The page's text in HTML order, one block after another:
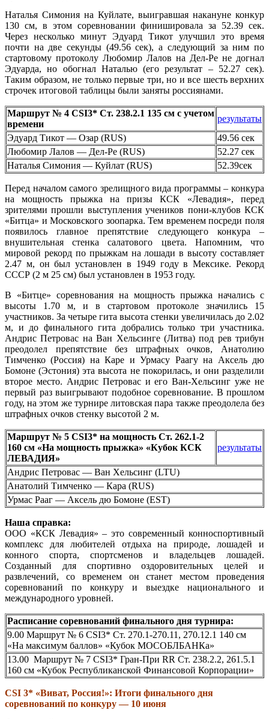
Наталья Симония на Куйлате, выигравшая накануне конкур
130 см, в этом соревновании финишировала за 52.39 сек.
Через несколько минут Эдуард Тикот улучшил это время
почти на две секунды (49.56 сек), а следующий за ним по
стартовому протоколу Любомир Лалов на Дел-Ре не догнал
Эдуарда, но обогнал Наталью (его результат – 52.27 сек).
Таким образом, не только первые три, но и все шесть верхних
строчек итоговой таблицы были заняты россиянами.
Маршрут № 4 CSI3* Ст. 238.2.1 135 см с учетом
времени
результаты
Эдуард Тикот — Озар (RUS)
49.56 сек
Любомир Лалов — Дел-Ре (RUS)
52.27 сек
Наталья Симония — Куйлат (RUS)
52.39сек
Перед началом самого зрелищного вида программы – конкура
на мощность прыжка на призы КСК «Левадия», перед
зрителями прошли выступления учеников пони-клубов КСК
«Битца» и Московского зоопарка. Тем временем посреди поля
появилось главное препятствие следующего конкура –
внушительная стенка салатового цвета. Напомним, что
мировой рекорд по прыжкам на лошади в высоту составляет
2.47 м, он был установлен в 1949 году в Мексике. Рекорд
СССР (2 м 25 см) был установлен в 1953 году.
В «Битце» соревнования на мощность прыжка начались с
высоты 1.70 м, и в стартовом протоколе значились 15
участников. За четыре гита высота стенки увеличилась до 2.02
м, и до финального гита добрались только три участника.
Андрис Петровас на Ван Хельсинге (Литва) под рев трибун
преодолел препятствие без штрафных очков, Анатолию
Тимченко (Россия) на Каре и Урмасу Раагу на Аксель дю
Бомоне (Эстония) эта высота не покорилась, и они разделили
второе место. Андрис Петровас и его Ван-Хельсинг уже не
первый раз выигрывают подобное соревнование. В прошлом
году, на этом же турнире литовская пара также преодолела без
штрафных очков стенку высотой 2 м.
Маршрут № 5 CSI3* на мощность Ст. 262.1-2
160 см «На мощность прыжка» «Кубок КСК
ЛЕВАДИЯ»
результаты
Андрис Петровас — Ван Хельсинг (LTU)
Анатолий Тимченко — Кара (RUS)
Урмас Рааг — Аксель дю Бомоне (EST)
Наша справка:
ООО «КСК Левадия» – это современный конноспортивный
комплекс для любителей отдыха на природе, лошадей и
конного спорта, спортсменов и владельцев лошадей.
Созданный для спортивно оздоровительных целей и
развлечений, со временем он станет местом проведения
соревнований по конкуру и выездке национального и
международного уровней.
Расписание соревнований финального дня турнира:
9.00 Маршрут № 6 CSI3* Ст. 270.1-270.11, 270.12.1 140 см
«На максимум баллов» «Кубок МОСОБЛБАНКа»
13.00 Маршрут № 7 CSI3* Гран-При RR Ст. 238.2.2, 261.5.1
160 см «Кубок Республиканской Финансовой Корпорации»
CSI 3* «Виват, Россия!»: Итоги финального дня
соревнований по конкуру — 10 июня